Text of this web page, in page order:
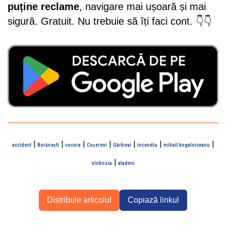
puține reclame, navigare mai ușoară și mai
sigură. Gratuit. Nu trebuie să îți faci cont. 👇👇
accident | Borănești | cocora | Coșereni | Gârbovi | incendiu | mihail kogalniceanu |
slobozia | vladeni
Distribuie articolul Copiază linkul